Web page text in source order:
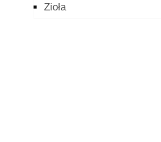
Zioła